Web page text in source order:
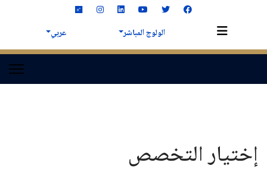
الولوج المباشر عربي
إختيار التخصص